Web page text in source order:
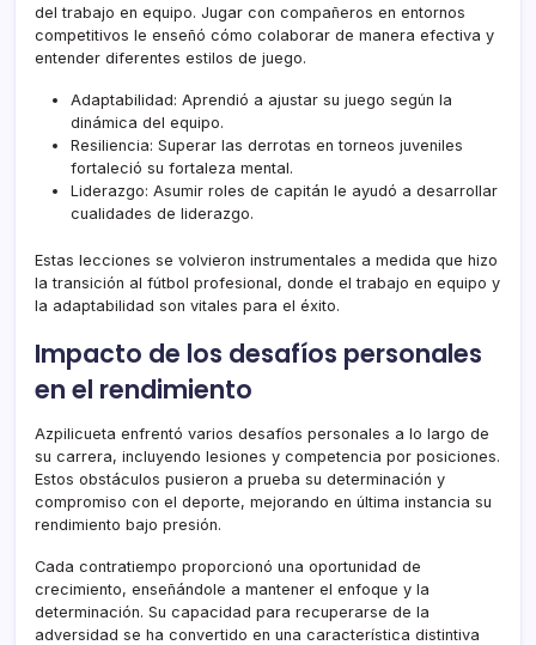
del trabajo en equipo. Jugar con compañeros en entornos
competitivos le enseñó cómo colaborar de manera efectiva y
entender diferentes estilos de juego.
Adaptabilidad: Aprendió a ajustar su juego según la
dinámica del equipo.
Resiliencia: Superar las derrotas en torneos juveniles
fortaleció su fortaleza mental.
Liderazgo: Asumir roles de capitán le ayudó a desarrollar
cualidades de liderazgo.
Estas lecciones se volvieron instrumentales a medida que hizo
la transición al fútbol profesional, donde el trabajo en equipo y
la adaptabilidad son vitales para el éxito.
Impacto de los desafíos personales
en el rendimiento
Azpilicueta enfrentó varios desafíos personales a lo largo de
su carrera, incluyendo lesiones y competencia por posiciones.
Estos obstáculos pusieron a prueba su determinación y
compromiso con el deporte, mejorando en última instancia su
rendimiento bajo presión.
Cada contratiempo proporcionó una oportunidad de
crecimiento, enseñándole a mantener el enfoque y la
determinación. Su capacidad para recuperarse de la
adversidad se ha convertido en una característica distintiva